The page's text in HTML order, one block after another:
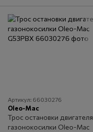
Артикул: 66030276
Oleo-Mac
Трос остановки двигателя
газонокосилки Oleo-Mac